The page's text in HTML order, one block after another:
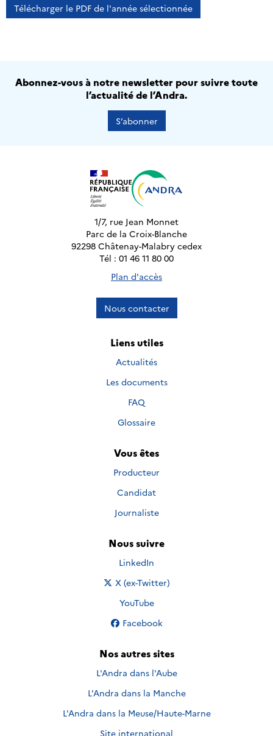
Télécharger le PDF de l'année sélectionnée
Abonnez-vous à notre newsletter pour suivre toute
l’actualité de l’Andra.
S’abonner
1/7, rue Jean Monnet
Parc de la Croix-Blanche
92298 Châtenay-Malabry cedex
Tél : 01 46 11 80 00
Plan d'accès
Nous contacter
Liens utiles
Actualités
Les documents
FAQ
Glossaire
Vous êtes
Producteur
Candidat
Journaliste
Nous suivre
Nous suivre sur
LinkedIn
Nous suivre sur
X (ex-Twitter)
Nous suivre sur
YouTube
Nous suivre sur
Facebook
Nos autres sites
L'Andra dans l'Aube
L'Andra dans la Manche
L'Andra dans la Meuse/Haute-Marne
Site international